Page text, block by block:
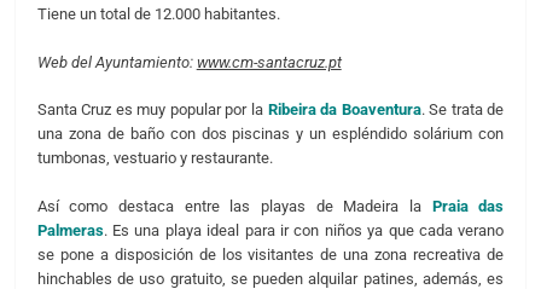
Tiene un total de 12.000 habitantes.
Web del Ayuntamiento: www.cm-santacruz.pt
Santa Cruz es muy popular por la Ribeira da Boaventura. Se trata de
una zona de baño con dos piscinas y un espléndido solárium con
tumbonas, vestuario y restaurante.
Así como destaca entre las playas de Madeira la Praia das
Palmeras. Es una playa ideal para ir con niños ya que cada verano
se pone a disposición de los visitantes de una zona recreativa de
hinchables de uso gratuito, se pueden alquilar patines, además, es